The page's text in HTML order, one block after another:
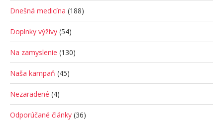
Dnešná medicína (188)
Doplnky výživy (54)
Na zamyslenie (130)
Naša kampaň (45)
Nezaradené (4)
Odporúčané články (36)